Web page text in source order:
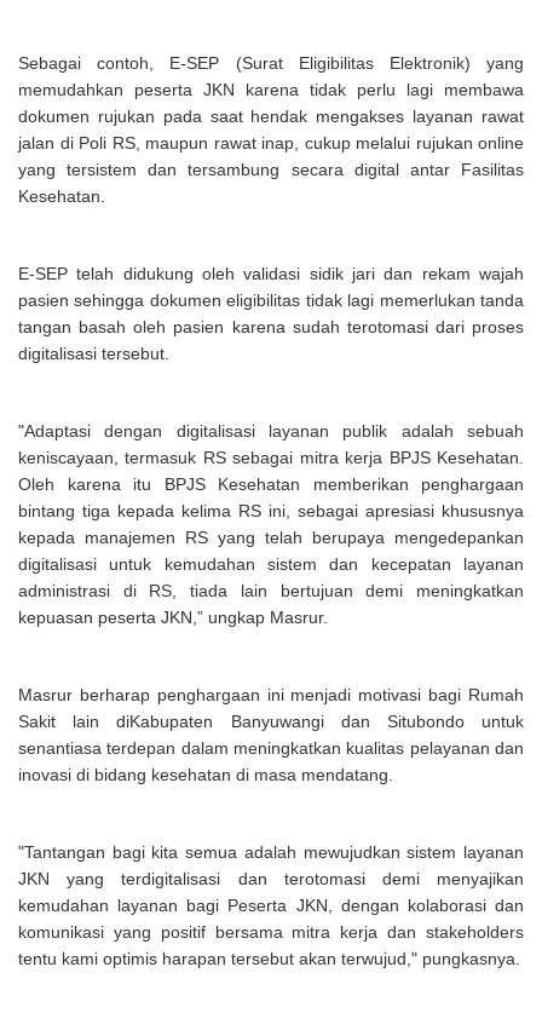
Sebagai contoh, E-SEP (Surat Eligibilitas Elektronik) yang
memudahkan peserta JKN karena tidak perlu lagi membawa
dokumen rujukan pada saat hendak mengakses layanan rawat
jalan di Poli RS, maupun rawat inap, cukup melalui rujukan online
yang tersistem dan tersambung secara digital antar Fasilitas
Kesehatan.
E-SEP telah didukung oleh validasi sidik jari dan rekam wajah
pasien sehingga dokumen eligibilitas tidak lagi memerlukan tanda
tangan basah oleh pasien karena sudah terotomasi dari proses
digitalisasi tersebut.
"Adaptasi dengan digitalisasi layanan publik adalah sebuah
keniscayaan, termasuk RS sebagai mitra kerja BPJS Kesehatan.
Oleh karena itu BPJS Kesehatan memberikan penghargaan
bintang tiga kepada kelima RS ini, sebagai apresiasi khususnya
kepada manajemen RS yang telah berupaya mengedepankan
digitalisasi untuk kemudahan sistem dan kecepatan layanan
administrasi di RS, tiada lain bertujuan demi meningkatkan
kepuasan peserta JKN,” ungkap Masrur.
Masrur berharap penghargaan ini menjadi motivasi bagi Rumah
Sakit lain diKabupaten Banyuwangi dan Situbondo untuk
senantiasa terdepan dalam meningkatkan kualitas pelayanan dan
inovasi di bidang kesehatan di masa mendatang.
"Tantangan bagi kita semua adalah mewujudkan sistem layanan
JKN yang terdigitalisasi dan terotomasi demi menyajikan
kemudahan layanan bagi Peserta JKN, dengan kolaborasi dan
komunikasi yang positif bersama mitra kerja dan stakeholders
tentu kami optimis harapan tersebut akan terwujud," pungkasnya.